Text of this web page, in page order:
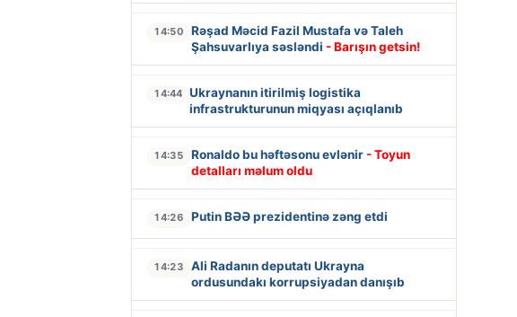
14:50
Rəşad Məcid Fazil Mustafa və Taleh
Şahsuvarlıya səsləndi - Barışın getsin!
14:44 Ukraynanın itirilmiş logistika
infrastrukturunun miqyası açıqlanıb
14:35 Ronaldo bu həftəsonu evlənir - Toyun
detalları məlum oldu
14:26 Putin BƏƏ prezidentinə zəng etdi
14:23
Ali Radanın deputatı Ukrayna
ordusundakı korrupsiyadan danışıb